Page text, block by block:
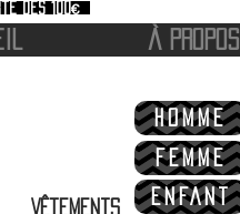
dès 100€
À PROPOS
Vêtements
HOMME
FEMME
ENFANT